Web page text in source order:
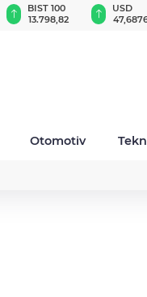
üst düzey atama
BIST 100
13.798,82
USD
Otomotiv